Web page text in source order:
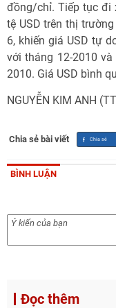
đồng/chỉ. Tiếp tục đi
tệ USD trên thị
6, khiến giá USD tự
với tháng 12-2010
2010. Giá USD bình
NGUYỄN KIM ANH
Chia sẻ bài viết
BÌNH LUẬN
Đọc thêm